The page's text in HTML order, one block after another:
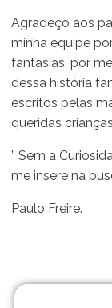
Agradeço aos
minha equipe
fantasias, por
dessa história
escritos pelas
queridas
” Sem a
me insere na
Paulo Freire.